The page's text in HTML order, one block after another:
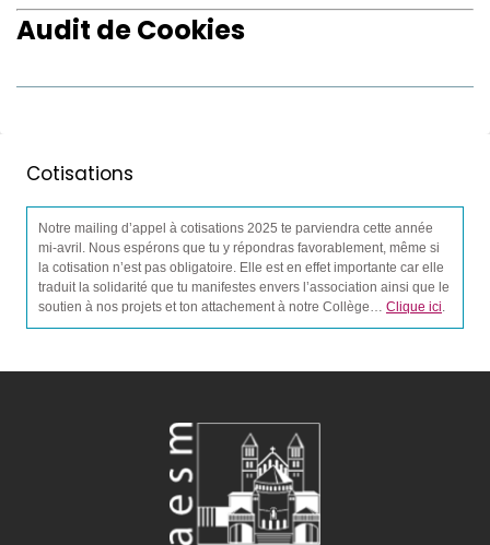
Audit de Cookies
Cotisations
Notre mailing d’appel à cotisations 2025 te parviendra cette année
mi-avril. Nous espérons que tu y répondras favorablement, même si
la cotisation n’est pas obligatoire. Elle est en effet importante car elle
traduit la solidarité que tu manifestes envers l’association ainsi que le
soutien à nos projets et ton attachement à notre Collège… Clique ici.